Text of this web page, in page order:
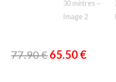
77.90€65.50€